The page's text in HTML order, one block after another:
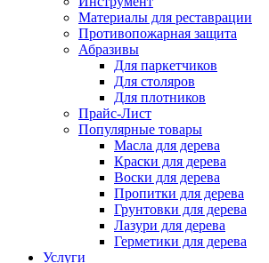
Материалы для реставрации
Противопожарная защита
Абразивы
Для паркетчиков
Для столяров
Для плотников
Прайс-Лист
Популярные товары
Масла для дерева
Краски для дерева
Воски для дерева
Пропитки для дерева
Грунтовки для дерева
Лазури для дерева
Герметики для дерева
Услуги